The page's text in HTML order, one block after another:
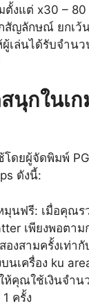
ตั้งแต่ x30 – 80
สัญลักษณ์ ยกเว้
ผู้เล่นได้รับจำน
นุกในเก
ดยผู้จัดพิมพ์
ดังนี้:
นฟรี: เมื่อคุณร
เพียงพอตาม
องสามครั้งเท่า
นเครื่อง ku
คุณใช้เงินจำน
ครั้ง